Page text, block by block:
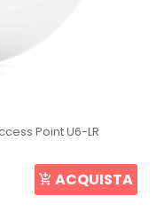
Point U6-LR
ACQUISTA